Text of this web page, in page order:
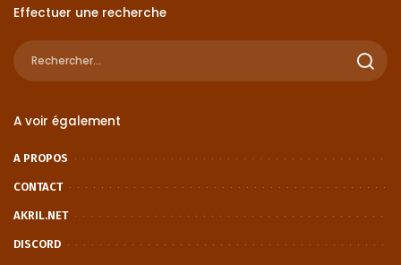
Effectuer une recherche
A voir également
A PROPOS
CONTACT
AKRIL.NET
DISCORD